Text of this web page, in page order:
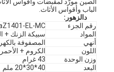
الباب وأقواس الأثاث.
د الزهور :
رقم الجزء
EL-MC
المواد
سبيكة الزنك +
أنهي
المصفوفة
اللون
الكروم +
وزن الوحدة
43 غرام
البعد
40*30*20 ملم